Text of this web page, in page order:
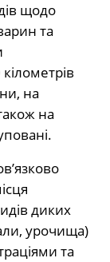
щодо
та
кілометрів
на
на
диких
урочища)
та